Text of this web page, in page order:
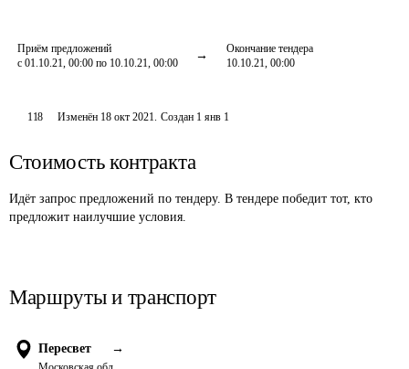
Приём предложений
с 01.10.21, 00:00 по 10.10.21, 00:00
Окончание тендера
10.10.21, 00:00
118 Изменён 18 окт 2021. Создан 1 янв 1
Стоимость контракта
Идёт запрос предложений по тендеру. В тендере победит тот, кто
предложит наилучшие условия.
Маршруты и транспорт
Пересвет →